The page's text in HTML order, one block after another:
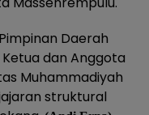
Daerah
dan Anggota
Muhammadiyah
struktural